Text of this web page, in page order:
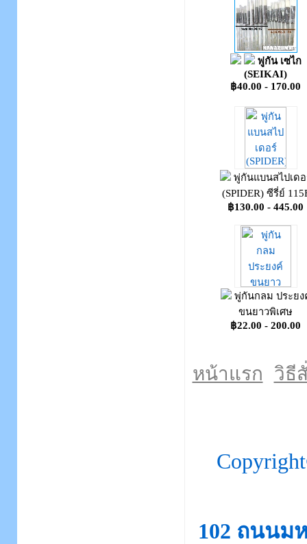
พู่กัน เซไก
(SEIKAI)
฿40.00 - 170.00
พู่กันแบนสไปเดอ
(SPIDER) ซีรี่ย์
฿130.00 - 445.00
พู่กันกลม ประยง
ขนยาวพิเศษ
฿22.00 - 200.00
หน้าแรก วิธี
102 ถนนม